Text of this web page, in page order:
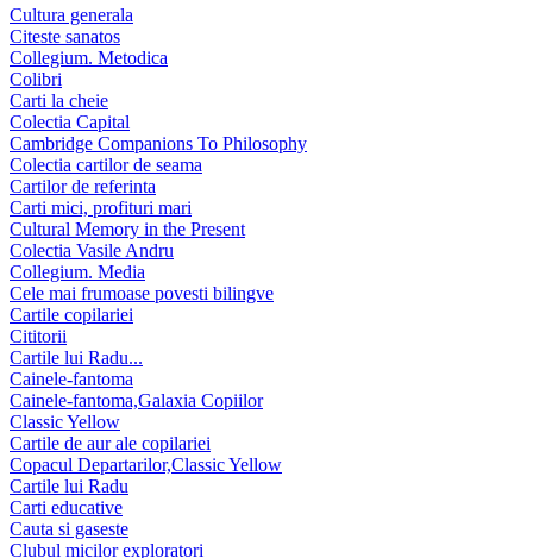
Cultura generala
Citeste sanatos
Collegium. Metodica
Colibri
Carti la cheie
Colectia Capital
Cambridge Companions To Philosophy
Colectia cartilor de seama
Cartilor de referinta
Carti mici, profituri mari
Cultural Memory in the Present
Colectia Vasile Andru
Collegium. Media
Cele mai frumoase povesti bilingve
Cartile copilariei
Cititorii
Cartile lui Radu...
Cainele-fantoma
Cainele-fantoma,Galaxia Copiilor
Classic Yellow
Cartile de aur ale copilariei
Copacul Departarilor,Classic Yellow
Cartile lui Radu
Carti educative
Cauta si gaseste
Clubul micilor exploratori